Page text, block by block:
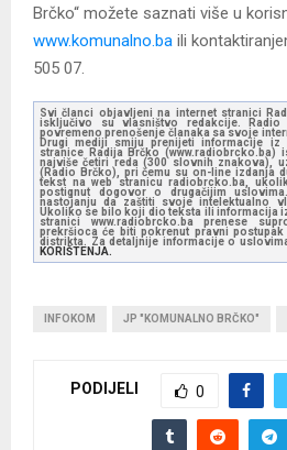
Brčko“ možete saznati više u
www.komunalno.ba ili
505 07.
Svi članci objavljeni na internet stranici
isključivo su vlasništvo redakcije. Radio
povremeno prenošenje članaka sa svoje
Drugi mediji smiju prenijeti informacije iz
stranice Radija Brčko
najviše četiri reda (300 slovnih znakova),
(Radio Brčko), pri čemu su on-line izdanja
tekst na web stranicu radiobrcko.ba,
postignut dogovor o drugačijim
nastojanju da zaštiti svoje intelektualno
Ukoliko se bilo koji dio teksta ili informacija
stranici www.radiobrcko.ba prenese
prekršioca će biti pokrenut pravni
distrikta. Za detaljnije informacije o
KORIŠTENJA.
INFOKOM JP "KOMUNALNO BRČKO"
PODIJELI 0